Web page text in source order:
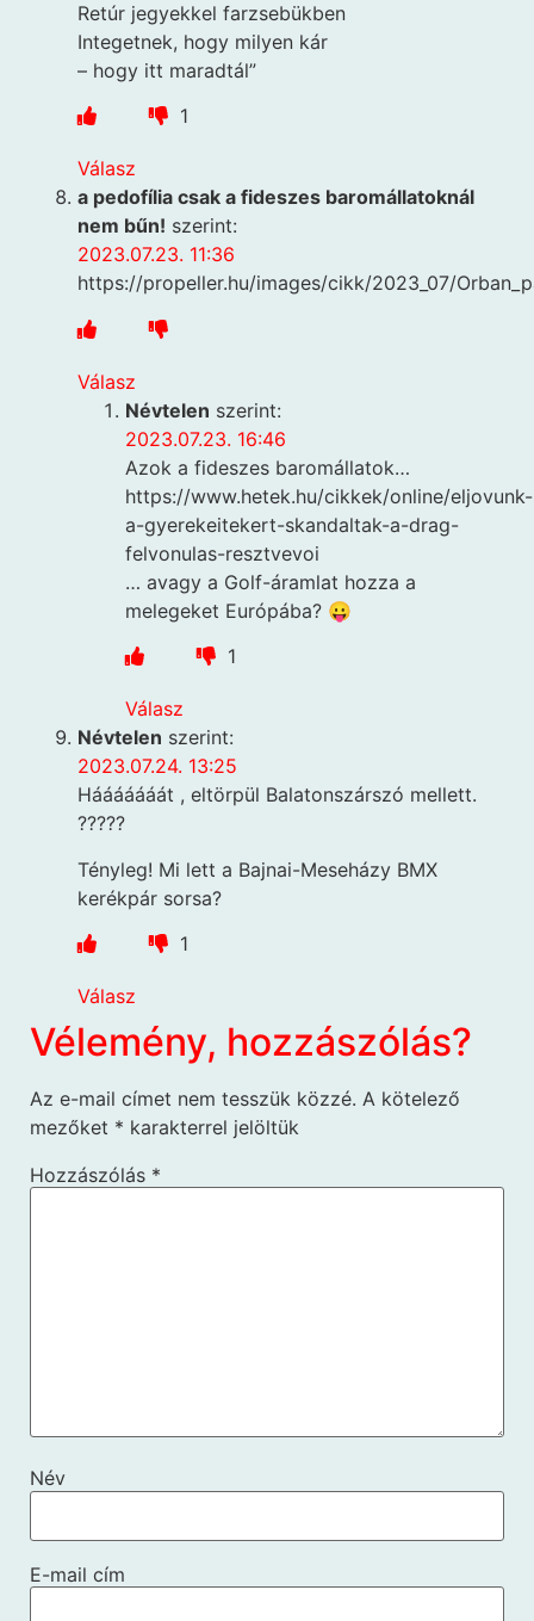
Retúr jegyekkel farzsebükben
Integetnek, hogy milyen kár
– hogy itt maradtál”
1
Válasz
a pedofília csak a fideszes baromállatoknál
nem bűn! szerint:
2023.07.23. 11:36
https://propeller.hu/images/cikk/2023_07/
Válasz
Névtelen szerint:
2023.07.23. 16:46
Azok a fideszes baromállatok…
https://www.hetek.hu/cikkek/online/eljovunk-
a-gyerekeitekert-skandaltak-a-drag-
felvonulas-resztvevoi
… avagy a Golf-áramlat hozza a
melegeket Európába? 😛
1
Válasz
Névtelen szerint:
2023.07.24. 13:25
Hááááááát , eltörpül Balatonszárszó mellett.
?????
Tényleg! Mi lett a Bajnai-Meseházy BMX
kerékpár sorsa?
1
Válasz
Vélemény, hozzászólás?
Az e-mail címet nem tesszük közzé. A kötelező
mezőket * karakterrel jelöltük
Hozzászólás *
Név
E-mail cím